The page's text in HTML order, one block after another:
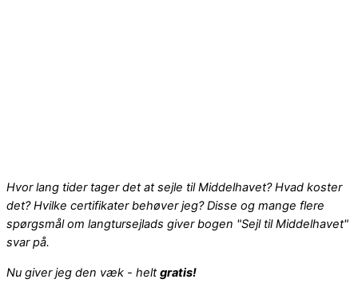
Hvor lang tider tager det at sejle til Middelhavet? Hvad koster
det? Hvilke certifikater behøver jeg? Disse og mange flere
spørgsmål om langtursejlads giver bogen "Sejl til Middelhavet"
svar på.
Nu giver jeg den væk - heltgratis!